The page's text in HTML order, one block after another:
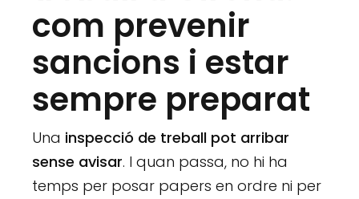
com prevenir
sancions i estar
sempre preparat
Una inspecció de treball pot arribar
sense avisar. I quan passa, no hi ha
temps per posar papers en ordre ni per